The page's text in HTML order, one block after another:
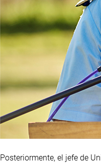
Posteriormente, el jefe de